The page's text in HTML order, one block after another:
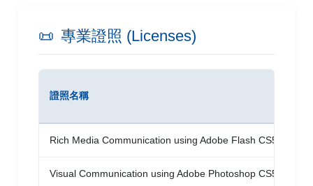
Computed Tomography Subtle Nodules
Jheng, Gao-Jhen、Jiang, Shih-Ren、
& Photonics Taiwan International Conference
(OPTIC 2017) 高雄
📜 專業證照 (Licenses)
證照名稱
Rich Media Communication using Adobe Flash CS5
Visual Communication using Adobe Photoshop CS5